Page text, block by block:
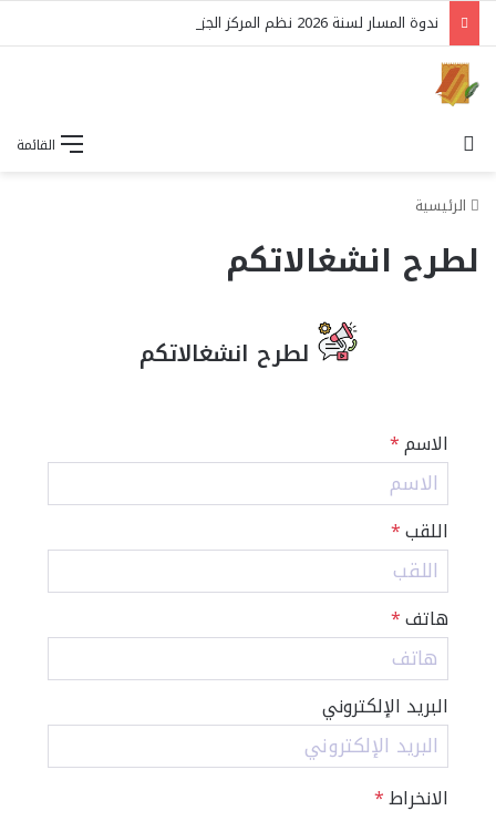
القائمة
الرئيسية
لطرح انشغالاتكم
لطرح انشغالاتكم
الاسم*
اللقب*
هاتف*
البريد الإلكتروني
الانخراط*